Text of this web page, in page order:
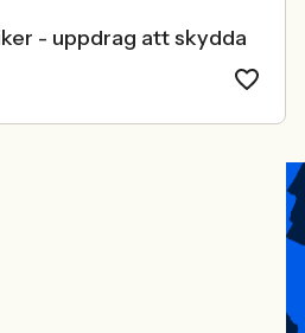
- uppdrag att skydda